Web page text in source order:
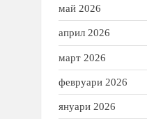
май 2026
април 2026
март 2026
февруари 2026
януари 2026